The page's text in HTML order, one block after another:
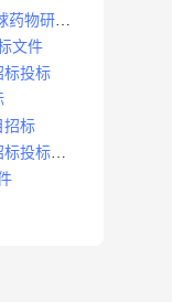
药物研发
文件
标投标
招标
标投标